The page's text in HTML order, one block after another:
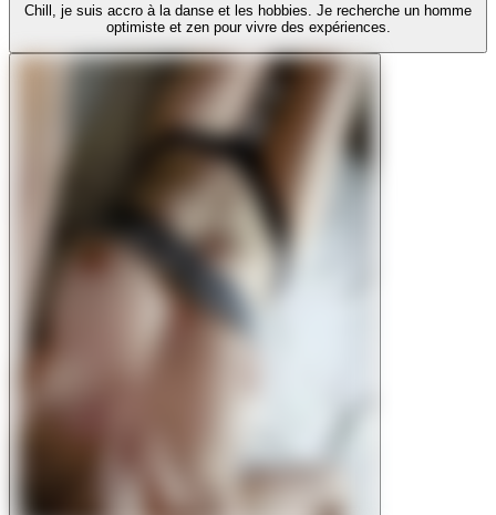
Chill, je suis accro à la danse et les hobbies. Je recherche un homme
optimiste et zen pour vivre des expériences.